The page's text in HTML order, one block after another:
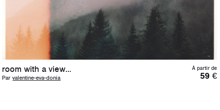
room with a view...
Par valentine-eva-donia
À partir de
59€